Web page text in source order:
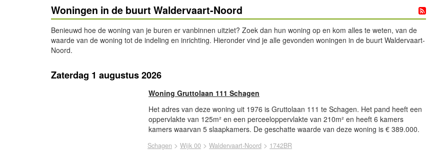
Woningen in de buurt Waldervaart-Noord
Benieuwd hoe de woning van je buren er vanbinnen uitziet? Zoek dan hun woning op en kom alles te weten, van de
waarde van de woning tot de indeling en inrichting. Hieronder vind je alle gevonden woningen in de buurt Waldervaart-
Noord.
Zaterdag 1 augustus 2026
Woning Gruttolaan 111 Schagen
Het adres van deze woning uit 1976 is Gruttolaan 111 te Schagen. Het pand heeft een
oppervlakte van 125m² en een perceeloppervlakte van 210m² en heeft 6 kamers
kamers waarvan 5 slaapkamers. De geschatte waarde van deze woning is € 389.000.
Schagen > Wijk 00 > Waldervaart-Noord > 1742BR